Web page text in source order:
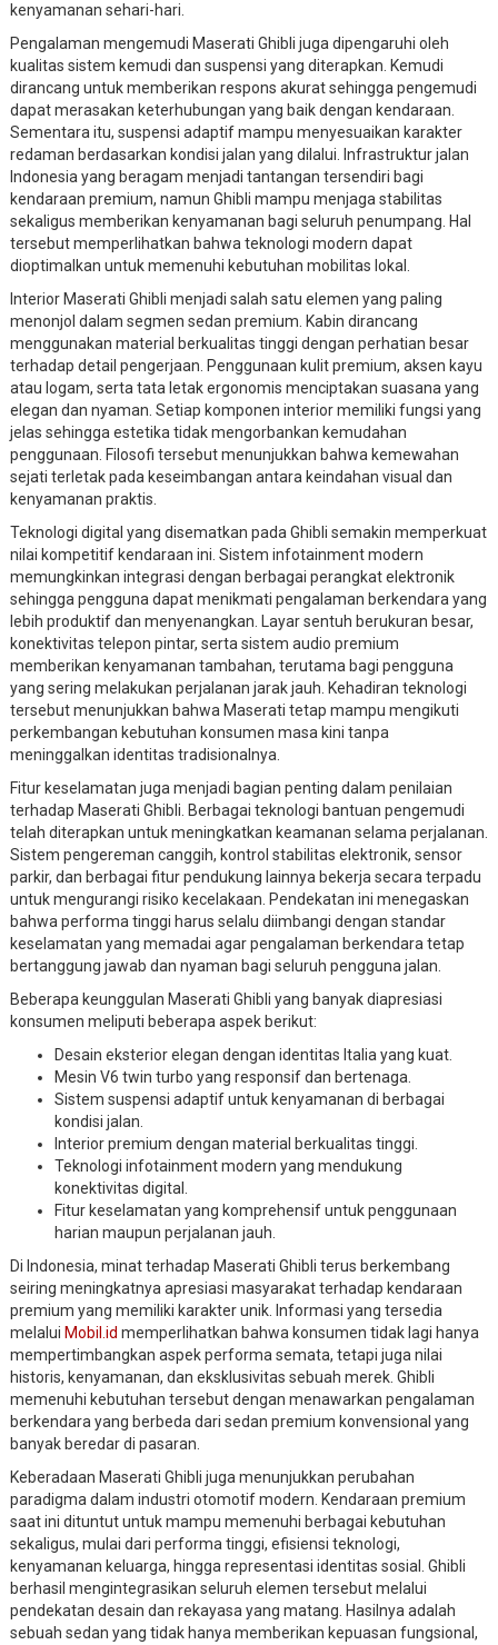
kenyamanan sehari-hari.
Pengalaman mengemudi Maserati Ghibli juga dipengaruhi oleh
kualitas sistem kemudi dan suspensi yang diterapkan. Kemudi
dirancang untuk memberikan respons akurat sehingga pengemudi
dapat merasakan keterhubungan yang baik dengan kendaraan.
Sementara itu, suspensi adaptif mampu menyesuaikan karakter
redaman berdasarkan kondisi jalan yang dilalui. Infrastruktur jalan
Indonesia yang beragam menjadi tantangan tersendiri bagi
kendaraan premium, namun Ghibli mampu menjaga stabilitas
sekaligus memberikan kenyamanan bagi seluruh penumpang. Hal
tersebut memperlihatkan bahwa teknologi modern dapat
dioptimalkan untuk memenuhi kebutuhan mobilitas lokal.
Interior Maserati Ghibli menjadi salah satu elemen yang paling
menonjol dalam segmen sedan premium. Kabin dirancang
menggunakan material berkualitas tinggi dengan perhatian besar
terhadap detail pengerjaan. Penggunaan kulit premium, aksen kayu
atau logam, serta tata letak ergonomis menciptakan suasana yang
elegan dan nyaman. Setiap komponen interior memiliki fungsi yang
jelas sehingga estetika tidak mengorbankan kemudahan
penggunaan. Filosofi tersebut menunjukkan bahwa kemewahan
sejati terletak pada keseimbangan antara keindahan visual dan
kenyamanan praktis.
Teknologi digital yang disematkan pada Ghibli semakin memperkuat
nilai kompetitif kendaraan ini. Sistem infotainment modern
memungkinkan integrasi dengan berbagai perangkat elektronik
sehingga pengguna dapat menikmati pengalaman berkendara yang
lebih produktif dan menyenangkan. Layar sentuh berukuran besar,
konektivitas telepon pintar, serta sistem audio premium
memberikan kenyamanan tambahan, terutama bagi pengguna
yang sering melakukan perjalanan jarak jauh. Kehadiran teknologi
tersebut menunjukkan bahwa Maserati tetap mampu mengikuti
perkembangan kebutuhan konsumen masa kini tanpa
meninggalkan identitas tradisionalnya.
Fitur keselamatan juga menjadi bagian penting dalam penilaian
terhadap Maserati Ghibli. Berbagai teknologi bantuan pengemudi
telah diterapkan untuk meningkatkan keamanan selama perjalanan.
Sistem pengereman canggih, kontrol stabilitas elektronik, sensor
parkir, dan berbagai fitur pendukung lainnya bekerja secara terpadu
untuk mengurangi risiko kecelakaan. Pendekatan ini menegaskan
bahwa performa tinggi harus selalu diimbangi dengan standar
keselamatan yang memadai agar pengalaman berkendara tetap
bertanggung jawab dan nyaman bagi seluruh pengguna jalan.
Beberapa keunggulan Maserati Ghibli yang banyak diapresiasi
konsumen meliputi beberapa aspek berikut:
Desain eksterior elegan dengan identitas Italia yang kuat.
Mesin V6 twin turbo yang responsif dan bertenaga.
Sistem suspensi adaptif untuk kenyamanan di berbagai
kondisi jalan.
Interior premium dengan material berkualitas tinggi.
Teknologi infotainment modern yang mendukung
konektivitas digital.
Fitur keselamatan yang komprehensif untuk penggunaan
harian maupun perjalanan jauh.
Di Indonesia, minat terhadap Maserati Ghibli terus berkembang
seiring meningkatnya apresiasi masyarakat terhadap kendaraan
premium yang memiliki karakter unik. Informasi yang tersedia
melalui Mobil.id memperlihatkan bahwa konsumen tidak lagi hanya
mempertimbangkan aspek performa semata, tetapi juga nilai
historis, kenyamanan, dan eksklusivitas sebuah merek. Ghibli
memenuhi kebutuhan tersebut dengan menawarkan pengalaman
berkendara yang berbeda dari sedan premium konvensional yang
banyak beredar di pasaran.
Keberadaan Maserati Ghibli juga menunjukkan perubahan
paradigma dalam industri otomotif modern. Kendaraan premium
saat ini dituntut untuk mampu memenuhi berbagai kebutuhan
sekaligus, mulai dari performa tinggi, efisiensi teknologi,
kenyamanan keluarga, hingga representasi identitas sosial. Ghibli
berhasil mengintegrasikan seluruh elemen tersebut melalui
pendekatan desain dan rekayasa yang matang. Hasilnya adalah
sebuah sedan yang tidak hanya memberikan kepuasan fungsional,